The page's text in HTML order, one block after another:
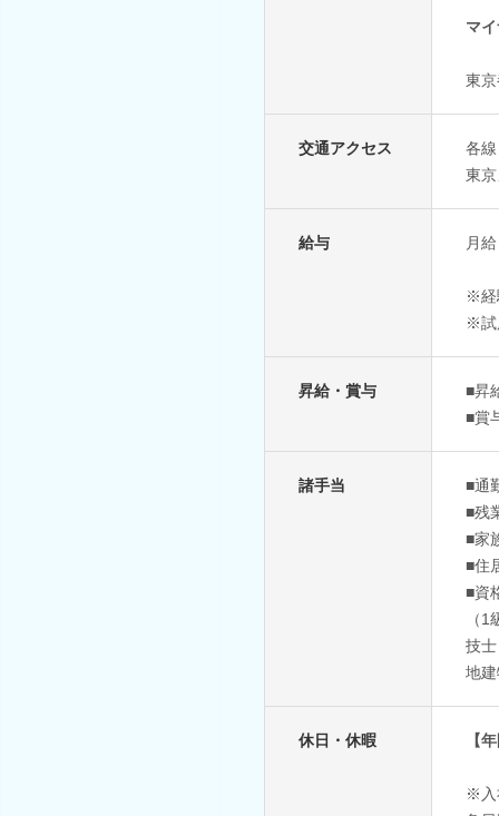
マ
東
交通アクセス
各
東
給与 月
※経
※試
昇給・賞与
■昇
■賞
諸手当
■通
■残
■家
■住
■資
（
技
地
休日・休暇 【
※入